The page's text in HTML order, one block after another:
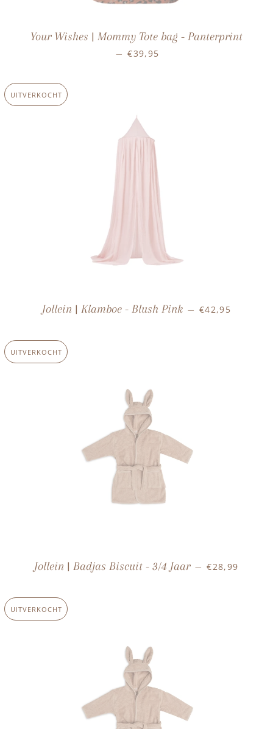
Your Wishes | Mommy Tote bag - Panterprint
— NORMALE PRIJS
€39,95
UITVERKOCHT
Jollein | Klamboe - Blush Pink — NORMALE
€42,95
UITVERKOCHT
Jollein | Badjas Biscuit - 3/4 Jaar — NORMALE
€28,99
UITVERKOCHT